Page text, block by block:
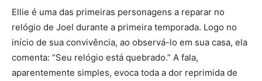
Ellie é uma das primeiras personagens a reparar no
relógio de Joel durante a primeira temporada. Logo no
início de sua convivência, ao observá-lo em sua casa, ela
comenta: “Seu relógio está quebrado.” A fala,
aparentemente simples, evoca toda a dor reprimida de